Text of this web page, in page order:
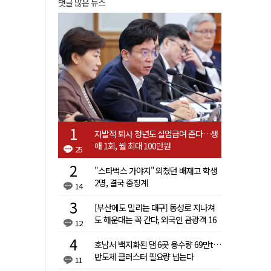
댓글 많은 뉴스
25
자발적 퇴사 청년도 실업급여 준다…생
애 1회, 월 최대 100만원
14
"스타벅스 가야지" 외쳤던 배재고 학생
2명, 결국 중징계
12
[부산에도 밀리는 대구] 동성로 지나쳐
도 해운대는 꼭 간다, 외국인 관광객 16
11
호남서 백지화된 댐 6곳 용수량 69만t…
반도체 클러스터 필요량 넘는다